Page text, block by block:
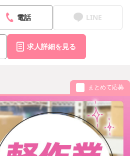
電話 LINE
求人詳細を見る
まとめて応募